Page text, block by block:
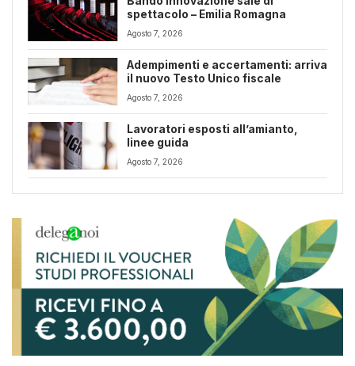
spettacolo – Emilia Romagna
Agosto 7, 2026
Adempimenti e accertamenti: arriva
il nuovo Testo Unico fiscale
Agosto 7, 2026
Lavoratori esposti all’amianto,
linee guida
Agosto 7, 2026